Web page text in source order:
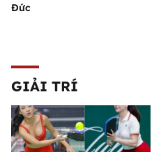
Đức
GIẢI TRÍ